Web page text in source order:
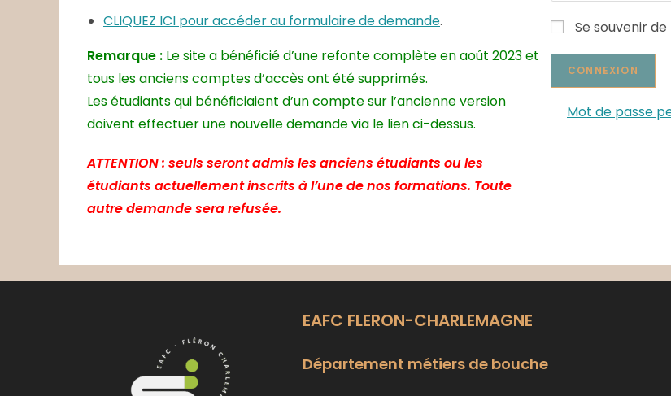
CLIQUEZ ICI pour accéder au formulaire de demande.
Remarque : Le site a bénéficié d’une refonte complète en août 2023 et
tous les anciens comptes d’accès ont été supprimés.
Les étudiants qui bénéficiaient d’un compte sur l’ancienne version
doivent effectuer une nouvelle demande via le lien ci-dessus.
ATTENTION : seuls seront admis les anciens étudiants ou les
étudiants actuellement inscrits à l’une de nos formations. Toute
autre demande sera refusée.
Se souvenir
Mot de passe
EAFC FLERON-CHARLEMAGNE
Département métiers de bouche